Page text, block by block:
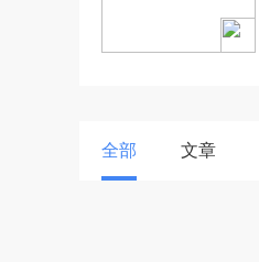
全部 文章